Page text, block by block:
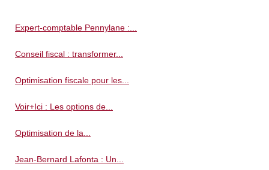
Expert-comptable Pennylane :...
Conseil fiscal : transformer...
Optimisation fiscale pour les...
Voir+Ici : Les options de...
Optimisation de la...
Jean-Bernard Lafonta : Un...